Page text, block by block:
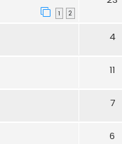
1 2
4
11
7
6